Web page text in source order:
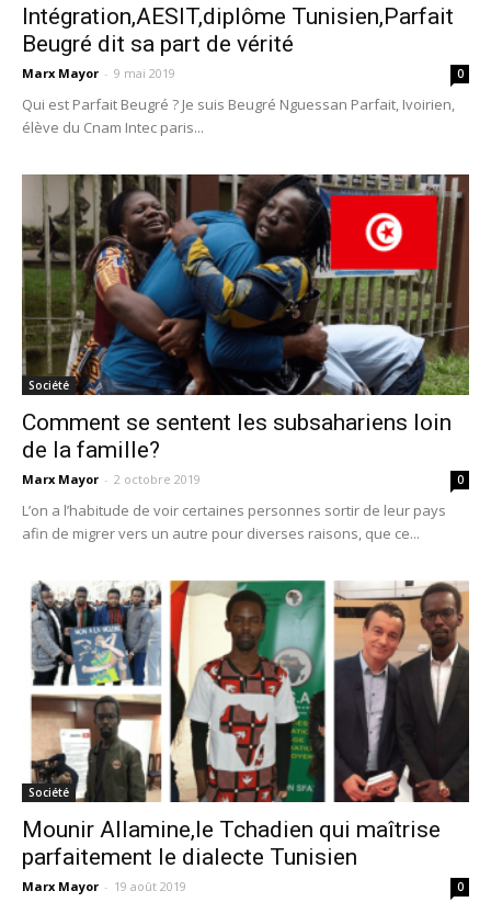
Intégration,AESIT,diplôme Tunisien,Parfait
Beugré dit sa part de vérité
Marx Mayor - 9 mai 2019 0
Qui est Parfait Beugré ? Je suis Beugré Nguessan Parfait, Ivoirien,
élève du Cnam Intec paris...
Société
Comment se sentent les subsahariens loin
de la famille?
Marx Mayor - 2 octobre 2019 0
L’on a l’habitude de voir certaines personnes sortir de leur pays
afin de migrer vers un autre pour diverses raisons, que ce...
Société
Mounir Allamine,le Tchadien qui maîtrise
parfaitement le dialecte Tunisien
Marx Mayor - 19 août 2019 0